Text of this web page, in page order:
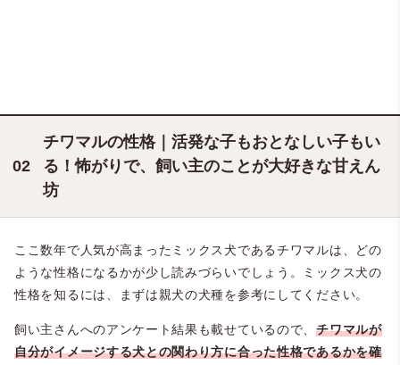
チワマルの性格｜活発な子もおとなしい子もい
る！怖がりで、飼い主のことが大好きな甘えん
坊
ここ数年で人気が高まったミックス犬であるチワマルは、どの
ような性格になるかが少し読みづらいでしょう。ミックス犬の
性格を知るには、まずは親犬の犬種を参考にしてください。
飼い主さんへのアンケート結果も載せているので、チワマルが
自分がイメージする犬との関わり方に合った性格であるかを確